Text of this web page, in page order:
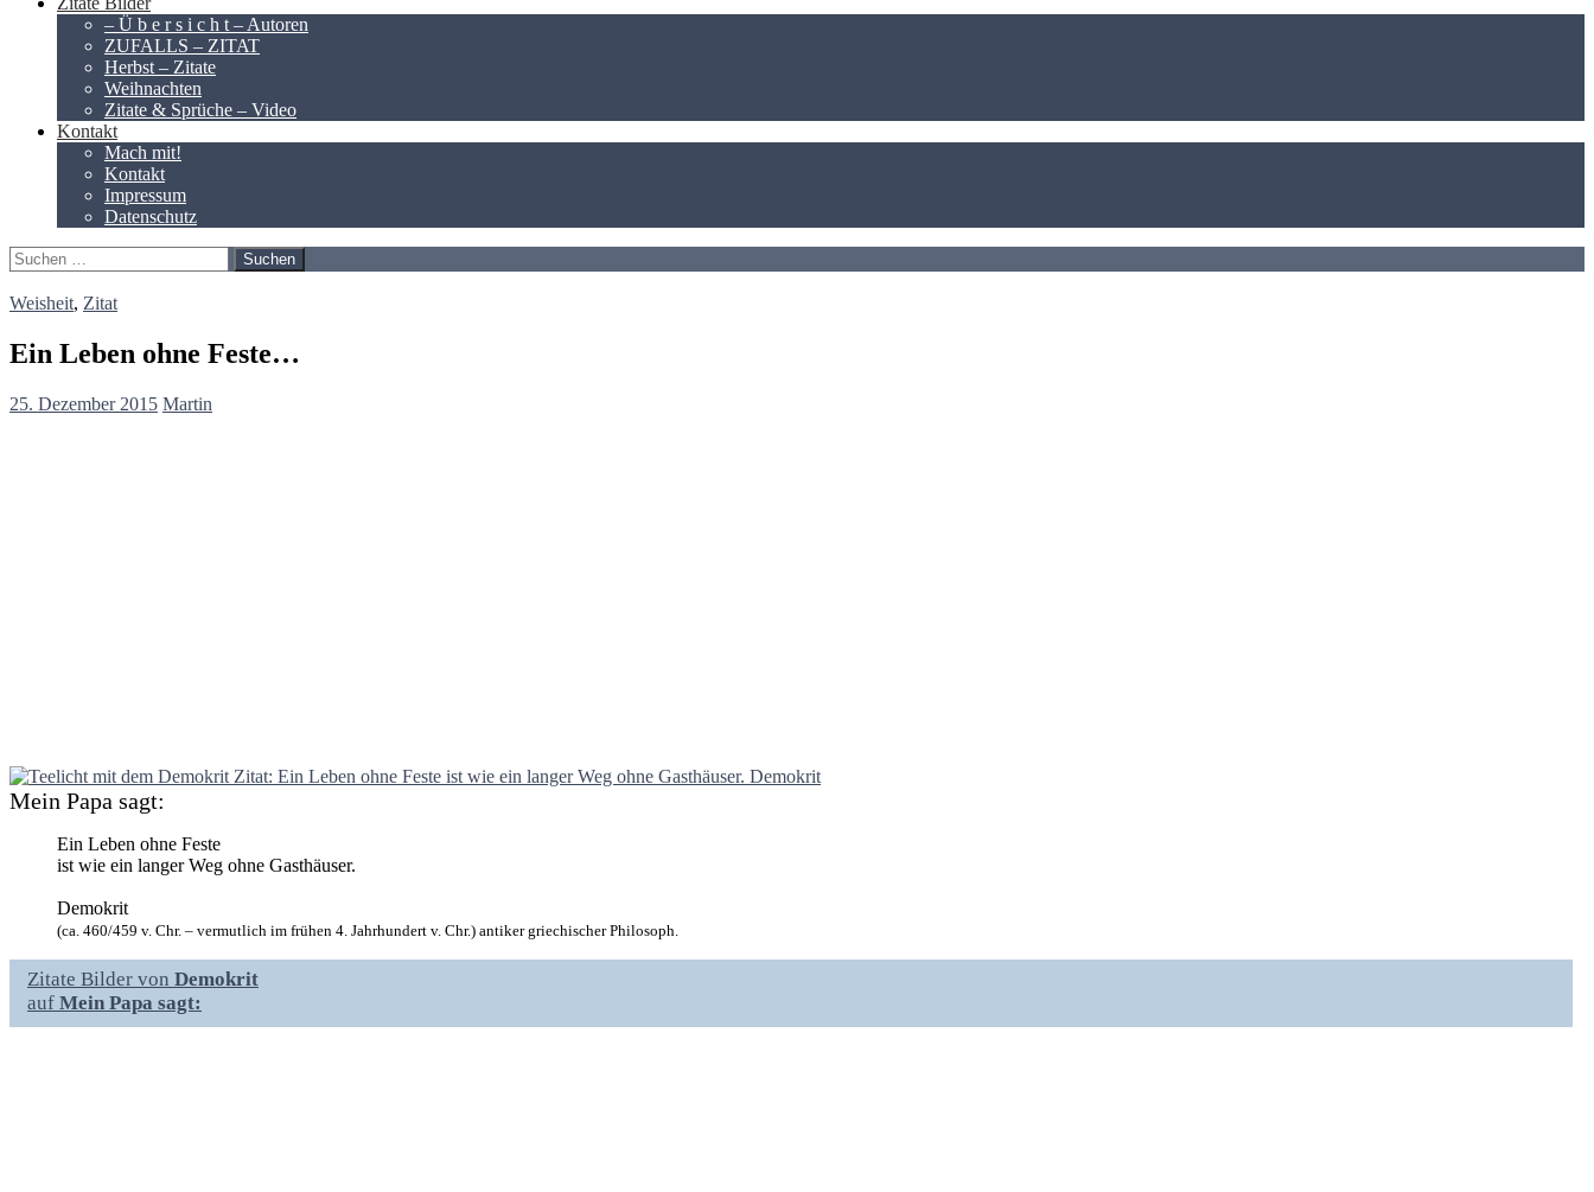
– Ü b e r s i c h t – Autoren
ZUFALLS – ZITAT
Herbst – Zitate
Weihnachten
Zitate & Sprüche – Video
Kontakt
Mach mit!
Kontakt
Impressum
Datenschutz
Suchen
nach:
Weisheit, Zitat
Ein Leben ohne Feste…
25. Dezember 2015 Martin
Mein Papa sagt:
Ein Leben ohne Feste
ist wie ein langer Weg ohne Gasthäuser.
Demokrit
(ca. 460/459 v. Chr. – vermutlich im frühen 4. Jahrhundert v. Chr.) antiker griechischer Philosoph.
Zitate Bilder von Demokrit
auf Mein Papa sagt: